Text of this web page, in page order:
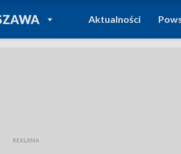
POWRÓT DO
TVP REGIONY
Aktualności